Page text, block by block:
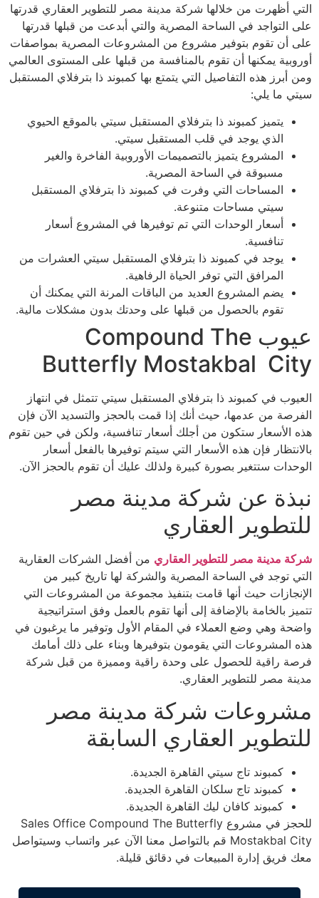
التي أظهرت من خلالها شركة مدينة مصر للتطوير العقاري قدرتها
على التواجد في الساحة المصرية والتي أبدعت من قبلها قدرتها
على أن تقوم بتوفير مشروع من المشروعات المصرية بمواصفات
أوروبية يمكنها أن تقوم بالمنافسة من قبلها على المستوى العالمي
ومن أبرز هذه التفاصيل التي يتمتع بها كمبوند ذا بترفلاي المستقبل
سيتي ما يلي:
يتميز كمبوند ذا بترفلاي المستقبل سيتي بالموقع الحيوي
الذي يوجد في قلب المستقبل سيتي.
المشروع يتميز بالتصميمات الأوروبية الفاخرة والغير
مسبوقة في الساحة المصرية.
المساحات التي وفرت في كمبوند ذا بترفلاي المستقبل
سيتي مساحات متنوعة.
أسعار الوحدات التي تم توفيرها في المشروع أسعار
تنافسية.
يوجد في كمبوند ذا بترفلاي المستقبل سيتي العشرات من
المرافق التي توفر الحياة الرفاهية.
يضم المشروع العديد من الباقات المرنة التي يمكنك أن
تقوم بالحصول من قبلها على وحدتك بدون مشكلات مالية.
عيوب Compound The
Butterfly Mostakbal City
العيوب في كمبوند ذا بترفلاي المستقبل سيتي تتمثل في انتهاز
الفرصة من عدمها، حيث أنك إذا قمت بالحجز والتسديد الآن فإن
هذه الأسعار ستكون من أجلك أسعار تنافسية، ولكن في حين تقوم
بالانتظار فإن هذه الأسعار التي سيتم توفيرها بالفعل أسعار
الوحدات ستتغير بصورة كبيرة ولذلك عليك أن تقوم بالحجز الآن.
نبذة عن شركة مدينة مصر
للتطوير العقاري
شركة مدينة مصر للتطوير العقاري من أفضل الشركات العقارية
التي توجد في الساحة المصرية والشركة لها تاريخ كبير من
الإنجازات حيث أنها قامت بتنفيذ مجموعة من المشروعات التي
تتميز بالخامة بالإضافة إلى أنها تقوم بالعمل وفق استراتيجية
واضحة وهي وضع العملاء في المقام الأول وتوفير ما يرغبون في
هذه المشروعات التي يقومون بتوفيرها وبناء على ذلك أمامك
فرصة راقية للحصول على وحدة راقية ومميزة من قبل شركة
مدينة مصر للتطوير العقاري.
مشروعات شركة مدينة مصر
للتطوير العقاري السابقة
كمبوند تاج سيتي القاهرة الجديدة.
كمبوند تاج سلكان القاهرة الجديدة.
كمبوند كافان ليك القاهرة الجديدة.
للحجز في مشروع Sales Office Compound The Butterfly
Mostakbal City قم بالتواصل معنا الآن عبر واتساب وسيتواصل
معك فريق إدارة المبيعات في دقائق قليلة.